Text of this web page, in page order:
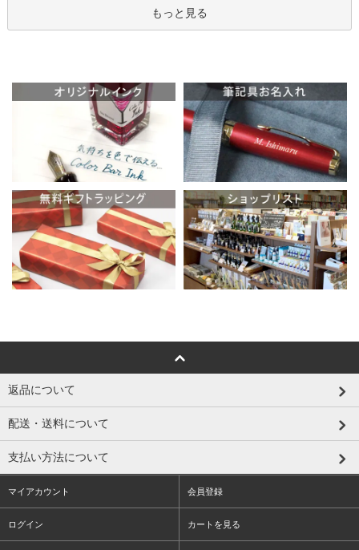
もっと見る
返品について
配送・送料について
支払い方法について
マイアカウント 会員登録
ログイン カートを見る